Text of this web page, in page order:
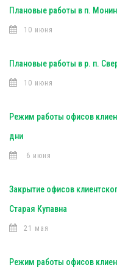
Плановые работы в п.
10 июня
Плановые работы в р. п.
10 июня
Режим работы офисов
дни
6 июня
Закрытие офисов
Старая Купавна
21 мая
Режим работы офисов